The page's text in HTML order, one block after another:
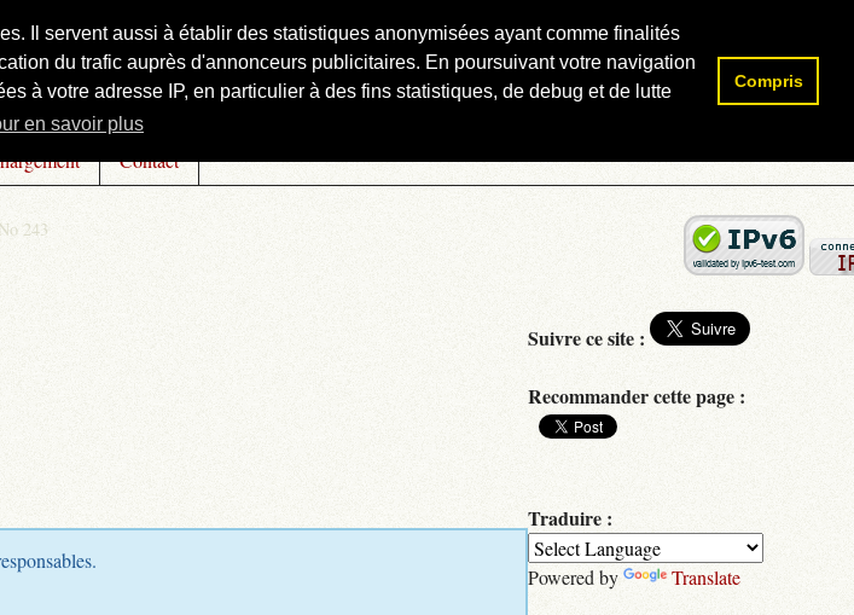
Il servent aussi à établir des statistiques anonymisées ayant comme finalités
du trafic auprès d'annonceurs publicitaires. En poursuivant votre navigation
à votre adresse IP, en particulier à des fins statistiques, de debug et de lutte
en savoir plus
Compris
Contact
243
Rechercher :
Suivre ce site :
Recommander cette page :
Traduire :
Powered by Translate